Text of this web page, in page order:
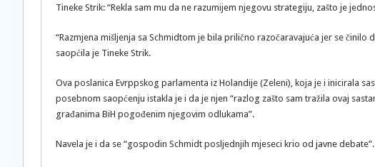
Tineke Strik: “Rekla sam mu da ne razumijem njegovu strategiju, zašto je
“Razmjena mišljenja sa Schmidtom je bila prilično razočaravajuća jer se činilo
saopćila je Tineke Strik.
Ova poslanica Evrppskog parlamenta iz Holandije (Zeleni), koja je i inicirala
posebnom saopćenju istakla je i da je njen “razlog zašto sam tražila ovaj
građanima BiH pogođenim njegovim odlukama”.
Navela je i da se “gospodin Schmidt posljednjih mjeseci krio od javne debate”.